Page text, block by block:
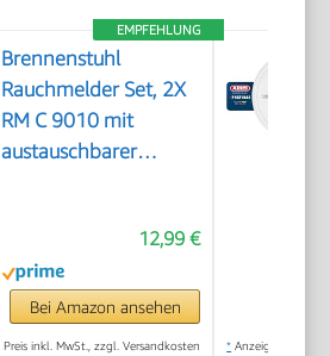
EMPFEHLUNG
Brennenstuhl
Rauchmelder Set, 2X
RM C 9010 mit
austauschbarer
12,99 €
Bei Amazon ansehen
Preis inkl. MwSt., zzgl. Versandkosten * Anzeige